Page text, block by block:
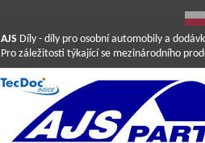
AJS Díly - díly pro osobní automobily a
Pro záležitosti týkající se mezinárodního